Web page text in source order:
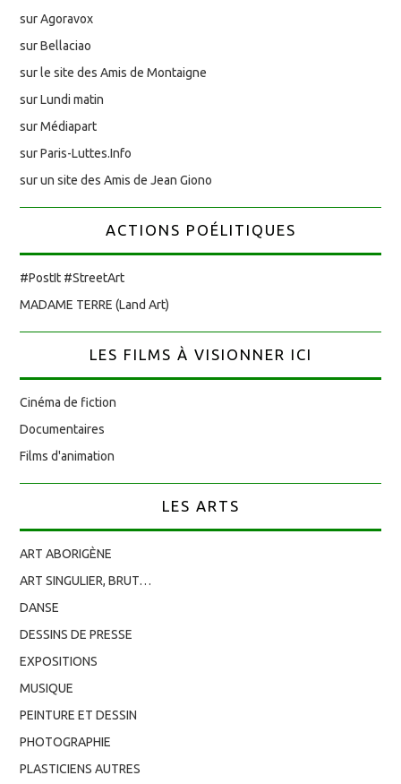
sur Agoravox
sur Bellaciao
sur le site des Amis de Montaigne
sur Lundi matin
sur Médiapart
sur Paris-Luttes.Info
sur un site des Amis de Jean Giono
ACTIONS POÉLITIQUES
#PostIt #StreetArt
MADAME TERRE (Land Art)
LES FILMS À VISIONNER ICI
Cinéma de fiction
Documentaires
Films d'animation
LES ARTS
ART ABORIGÈNE
ART SINGULIER, BRUT…
DANSE
DESSINS DE PRESSE
EXPOSITIONS
MUSIQUE
PEINTURE ET DESSIN
PHOTOGRAPHIE
PLASTICIENS AUTRES